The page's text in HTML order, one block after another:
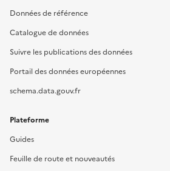
Données de référence
Catalogue de données
Suivre les publications des données
Portail des données européennes
schema.data.gouv.fr
Plateforme
Guides
Feuille de route et nouveautés